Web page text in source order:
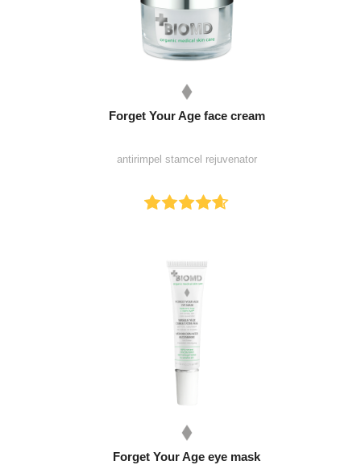
Forget Your Age face cream
antirimpel stamcel rejuvenator
Forget Your Age eye mask